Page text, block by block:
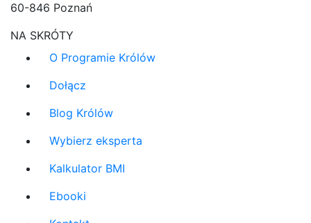
60-846 Poznań
NA SKRÓTY
O Programie Królów
Dołącz
Blog Królów
Wybierz eksperta
Kalkulator BMI
Ebooki